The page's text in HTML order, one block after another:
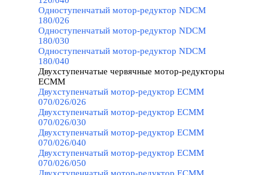
Одноступенчатый мотор-редуктор NDCM
180/026
Одноступенчатый мотор-редуктор NDCM
180/030
Одноступенчатый мотор-редуктор NDCM
180/040
Двухступенчатые червячные мотор-редукторы
ECMM
Двухступенчатый мотор-редуктор ECMM
070/026/026
Двухступенчатый мотор-редуктор ECMM
070/026/030
Двухступенчатый мотор-редуктор ECMM
070/026/040
Двухступенчатый мотор-редуктор ECMM
070/026/050